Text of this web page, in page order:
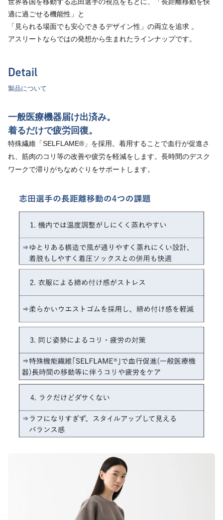
世界各国を移動する志田選手の視点をもとに、「長距離移動を快
適に過ごせる機能性」と
「見られる場面でも安心できるデザイン性」の両立を追求 。
アスリートならではの発想から生まれたラインナップです。
Detail
製品について
一般医療機器届け出済み。
着るだけで疲労回復。
特殊繊維「SELFLAME®」を採用。着用することで血行が促進さ
れ、筋肉のコリ等の改善や疲労を軽減をします。長時間のデスク
ワークで滞りがちなめぐりをサポートします。